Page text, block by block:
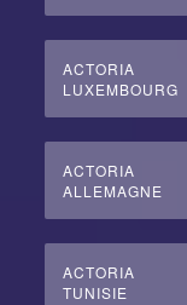
ACTORIA
LUXEMBOURG
ACTORIA
ALLEMAGNE
ACTORIA
TUNISIE